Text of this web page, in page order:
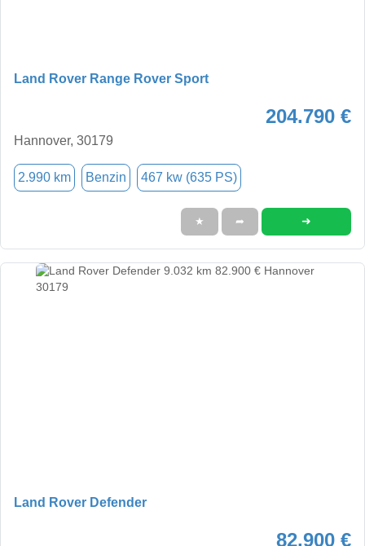
Land Rover Range Rover Sport
204.790 €
Hannover, 30179
2.990 km Benzin 467 kw (635 PS)
★ ➦ ➜
Land Rover Defender
82.900 €